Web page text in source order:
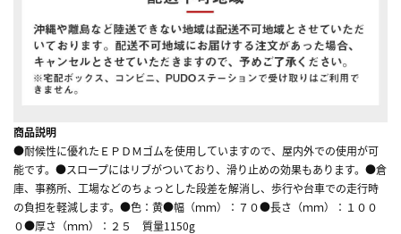
商品説明
●耐候性に優れたＥＰＤＭゴムを使用していますので、屋内外での使用が可
能です。●スロープにはリブがついており、滑り止めの効果もあります。●倉
庫、事務所、工場などのちょっとした段差を解消し、歩行や台車での走行時
の負担を軽減します。●色：黄●幅（ｍｍ）：７０●長さ（ｍｍ）：１００
０●厚さ（ｍｍ）：２５ 質量1150g